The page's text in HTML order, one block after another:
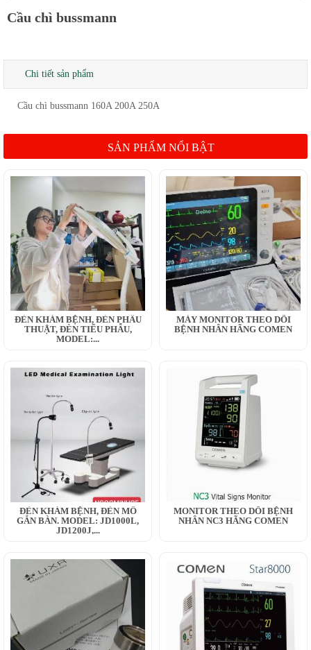
Cầu chì bussmann
Chi tiết sản phẩm
Cầu chì bussmann 160A 200A 250A
SẢN PHẨM NỔI BẬT
ĐÈN KHÁM BỆNH, ĐÈN PHẪU
THUẬT, ĐÈN TIỂU PHẪU,
MODEL:...
MÁY MONITOR THEO DÕI
BỆNH NHÂN HÃNG COMEN
ĐÈN KHÁM BỆNH, ĐÈN MỔ
GẮN BÀN. MODEL: JD1000L,
JD1200J,...
MONITOR THEO DÕI BỆNH
NHÂN NC3 HÃNG COMEN